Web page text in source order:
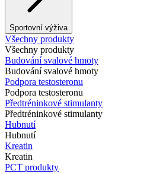
Sportovní výživa
Všechny produkty
Všechny produkty
Budování svalové hmoty
Budování svalové hmoty
Podpora testosteronu
Podpora testosteronu
Předtréninkové stimulanty
Předtréninkové stimulanty
Hubnutí
Hubnutí
Kreatin
Kreatin
PCT produkty